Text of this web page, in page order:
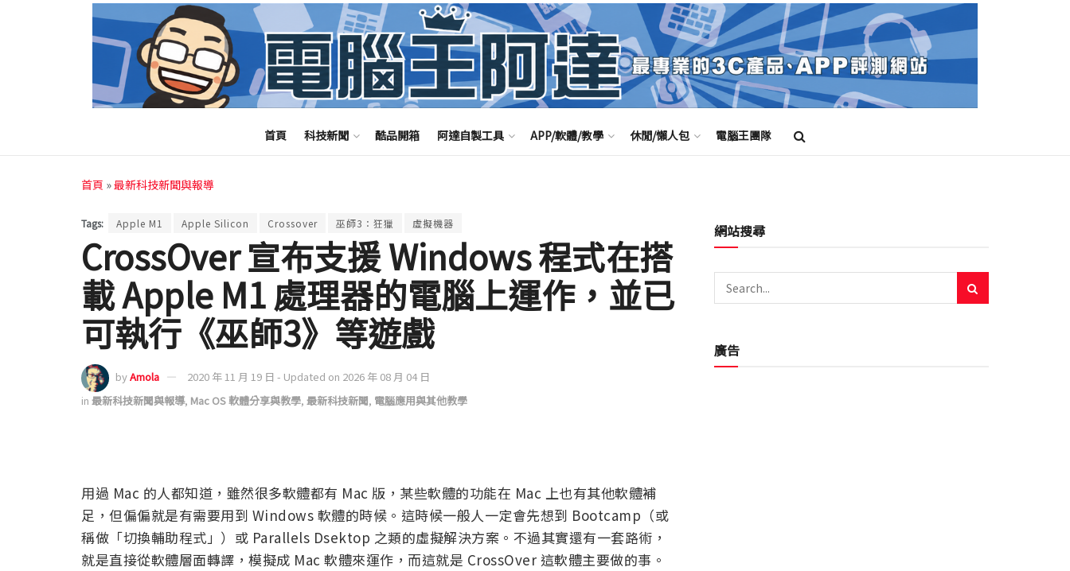
首頁 科技新聞 酷品開箱 阿達自製工具 APP/軟體/教學 休閒/懶人包 電腦王團隊
首頁 »最新科技新聞與報導
Tags: Apple M1 Apple Silicon Crossover 巫師3：狂獵 虛擬機器
CrossOver 宣布支援 Windows 程式在搭
載 Apple M1 處理器的電腦上運作，並已
可執行《巫師3》等遊戲
byAmola
2020 年 11 月 19 日 - Updated on 2026 年 08 月 04 日
in 最新科技新聞與報導, Mac OS 軟體分享與教學, 最新科技新聞, 電腦應用與其他教學
用過 Mac 的人都知道，雖然很多軟體都有 Mac 版，某些軟體的功能在 Mac 上也有其他軟體補
足，但偏偏就是有需要用到 Windows 軟體的時候。這時候一般人一定會先想到 Bootcamp（或
稱做「切換輔助程式」）或 Parallels Dsektop 之類的虛擬解決方案。不過其實還有一套路術，
就是直接從軟體層面轉譯，模擬成 Mac 軟體來運作，而這就是 CrossOver 這軟體主要做的事。
網站搜尋
廣告